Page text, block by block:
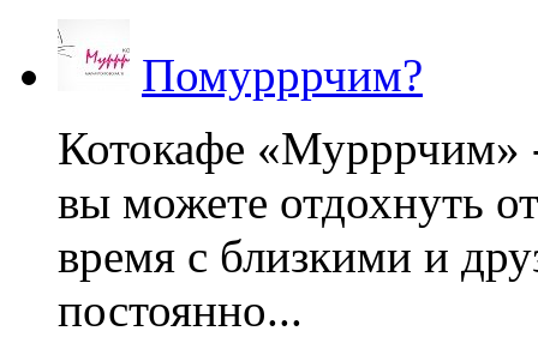
Помурррчим?
Котокафе «Мурррчим»
вы можете отдохнуть
время с близкими и
постоянно...